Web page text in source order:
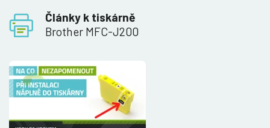
Články k tiskárně
Brother MFC-J200